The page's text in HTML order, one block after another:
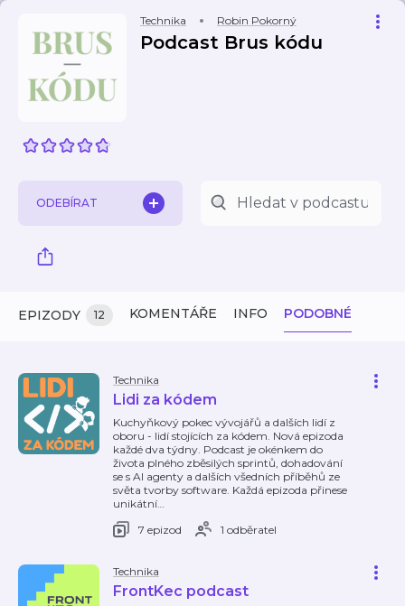
Technika Robin Pokorný
Podcast Brus kódu
ODEBÍRAT
EPIZODY 12 KOMENTÁŘE INFO PODOBNÉ
Technika
Lidi za kódem
Kuchyňkový pokec vývojářů a dalších lidí z
oboru - lidí stojících za kódem. Nová epizoda
každé dva týdny. Podcast je okénkem do
života plného zběsilých sprintů, dohadování
se s AI agenty a dalších všedních příběhů ze
světa tvorby software. Každá epizoda přinese
unikátní…
7 epizod
1 odběratel
Technika
FrontKec podcast